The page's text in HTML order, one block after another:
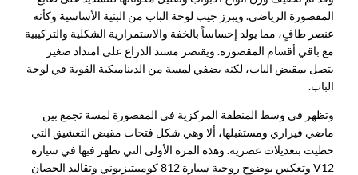
المقصورة الرياضي. ويبرز جيب لوحة الباب من البنية الأساسية وكأنه
عنصر طافٍ، مما يولد إحساساً بالخفة والاستمرارية الشكلية والتركيبية
مع باقي أقسام المقصورة. ويقتصر مسند الذراع على امتداد صغير
يتصل بمقبض الباب، لكنه يضفي لمسة من الديناميكية القوية في لوحة
الباب.
وتظهر في وسط المنطقة المركزية في المقصورة لمسة تجمع بين
ماضي فيراري ومستقبلها، ألا وهي شكل فتحات مقبض التعشيق التي
حظيت بتعديلات عصرية. وهذه المرة الأولى التي تظهر فيها في سيارة
V12 وتعكس بوضوح روحية سيارة 812 كومبيتيزيوني وتقاليد الحصان